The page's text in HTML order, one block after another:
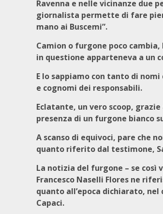
Ravenna e nelle vicinanze due
giornalista permette di fare
mano ai Buscemi”.
Camion o furgone poco
in questione apparteneva a un
E lo sappiamo con tanto di
e cognomi dei responsabili.
Eclatante, un vero scoop,
presenza di un furgone bianco
A scanso di equivoci, pare che
quanto riferito dal testimone,
La notizia del furgone – se così
Francesco Naselli Flores ne
quanto all’epoca dichiarato, nel
Capaci.